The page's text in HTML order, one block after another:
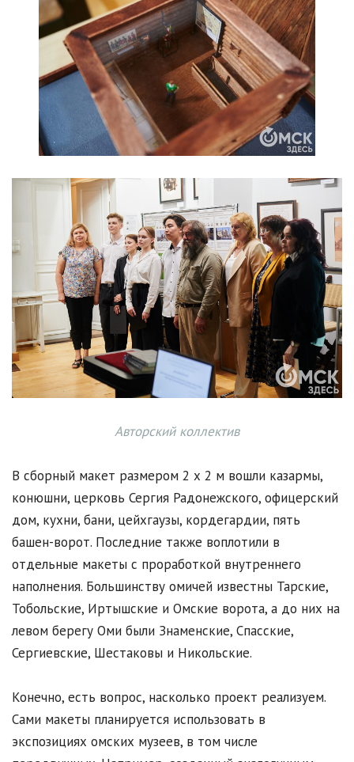
Авторский коллектив
В сборный макет размером 2 х 2 м вошли казармы,
конюшни, церковь Сергия Радонежского, офицерский
дом, кухни, бани, цейхгаузы, кордегардии, пять
башен-ворот. Последние также воплотили в
отдельные макеты с проработкой внутреннего
наполнения. Большинству омичей известны Тарские,
Тобольские, Иртышские и Омские ворота, а до них на
левом берегу Оми были Знаменские, Спасские,
Сергиевские, Шестаковы и Никольские.
Конечно, есть вопрос, насколько проект реализуем.
Сами макеты планируется использовать в
экспозициях омских музеев, в том числе